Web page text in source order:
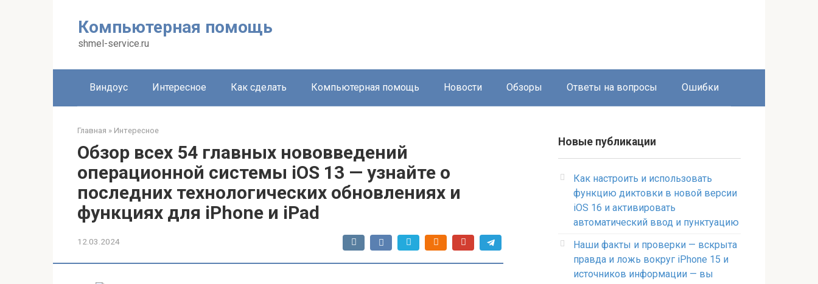
Компьютерная помощь
shmel-service.ru
Виндоус Интересное Как сделать Компьютерная помощь Новости Обзоры Ответы на вопросы Ошибки
Главная » Интересное
Обзор всех 54 главных нововведений
операционной системы iOS 13 — узнайте о
последних технологических обновлениях и
функциях для iPhone и iPad
12.03.2024
Новые публикации
Как настроить и использовать
функцию диктовки в новой версии
iOS 16 и активировать
автоматический ввод и пунктуацию
Наши факты и проверки — вскрыта
правда и ложь вокруг iPhone 15 и
источников информации — вы